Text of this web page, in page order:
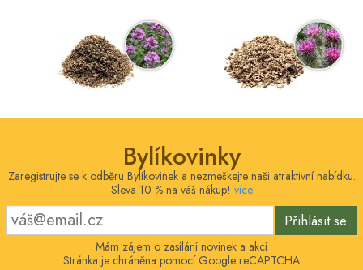
Bylíkovinky
Zaregistrujte se k odběru Bylíkovinek a nezmeškejte naši atraktivní nabídku.
Sleva 10 % na váš nákup! více
Přihlásit se
Mám zájem o zasílání novinek a akcí
Stránka je chráněna pomocí Google reCAPTCHA